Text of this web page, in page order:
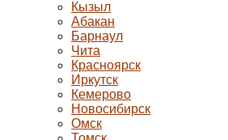
Кызыл
Абакан
Барнаул
Чита
Красноярск
Иркутск
Кемерово
Новосибирск
Омск